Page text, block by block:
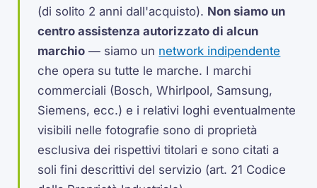
(di solito 2 anni dall'acquisto). Non siamo un
centro assistenza autorizzato di alcun
marchio — siamo un network indipendente
che opera su tutte le marche. I marchi
commerciali (Bosch, Whirlpool, Samsung,
Siemens, ecc.) e i relativi loghi eventualmente
visibili nelle fotografie sono di proprietà
esclusiva dei rispettivi titolari e sono citati a
soli fini descrittivi del servizio (art. 21 Codice